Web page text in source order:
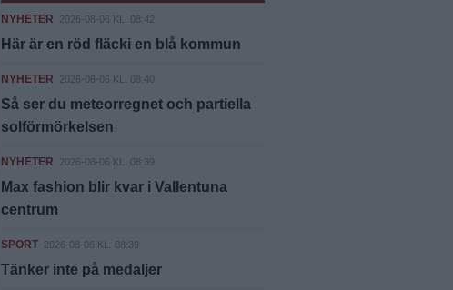
NYHETER 2026-08-06 KL. 08:42
Här är en röd fläcki en blå kommun
NYHETER 2026-08-06 KL. 08:40
Så ser du meteorregnet och partiella
solförmörkelsen
NYHETER 2026-08-06 KL. 08:39
Max fashion blir kvar i Vallentuna
centrum
SPORT 2026-08-06 KL. 08:39
Tänker inte på medaljer